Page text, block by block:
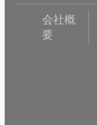
会社概
要